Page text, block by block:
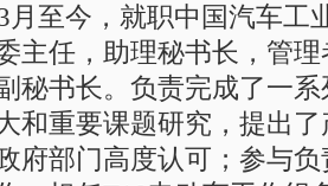
至今，就职中国汽车工
主任，助理秘书长，管
秘书长。负责完成了一
和重要课题研究，提出
府部门高度认可；参与